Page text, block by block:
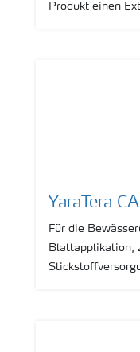
Produkt einen
YaraTera
Für die
Blattapplikation,